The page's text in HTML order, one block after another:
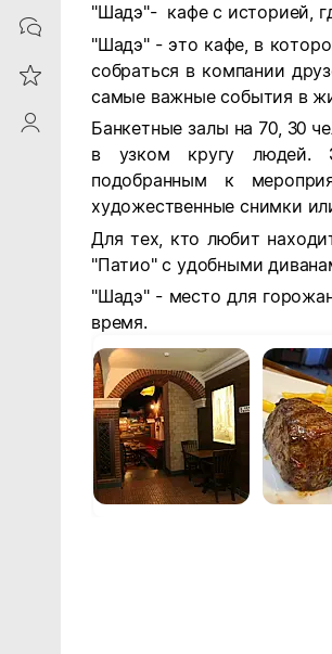
Contacts
Reviews
ProfileSaby
"Шадэ"- кафе с историей,
"Шадэ" - это кафе, в
собраться в компании
самые важные события в
Банкетные залы на 70, 30
в узком кругу людей.
подобранным к
художественные снимки
Для тех, кто любит
"Патио" с удобными
"Шадэ" - место для
время.